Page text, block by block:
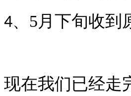
4、 5月下旬收到
现在我们已经走